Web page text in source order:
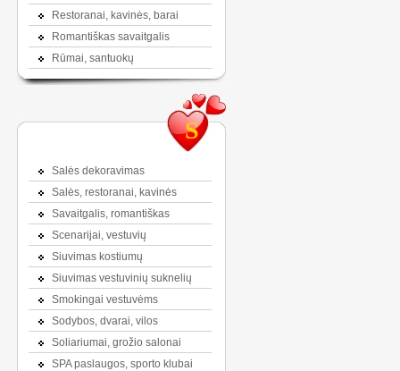
Restoranai, kavinės, barai
Romantiškas savaitgalis
Rūmai, santuokų
S
Salės dekoravimas
Salės, restoranai, kavinės
Savaitgalis, romantiškas
Scenarijai, vestuvių
Siuvimas kostiumų
Siuvimas vestuvinių suknelių
Smokingai vestuvėms
Sodybos, dvarai, vilos
Soliariumai, grožio salonai
SPA paslaugos, sporto klubai